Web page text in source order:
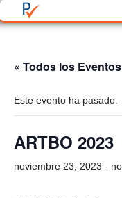
« Todos los Eventos
Este evento ha pasado.
ARTBO 2023
noviembre 23, 2023 -